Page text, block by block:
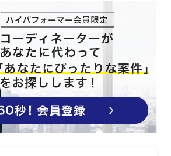
・PMO(工程管理)業務、会議への同席